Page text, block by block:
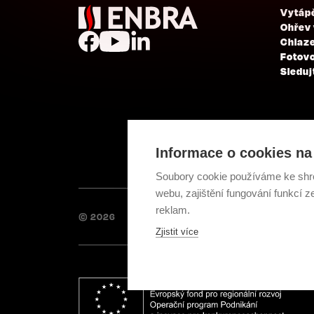
Ohřev
© 2026
Informace o cookies
Soubory cookie používáme ke
webu, zajištění fungování funkcí
reklam.
Zjistit více